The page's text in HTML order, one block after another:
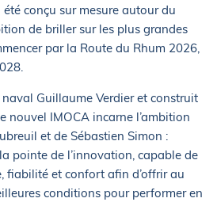
conçu sur mesure autour du
de briller sur les plus grandes
par la Route du Rhum 2026,
naval Guillaume Verdier et construit
nouvel IMOCA incarne l’ambition
et de Sébastien Simon :
pointe de l’innovation, capable de
fiabilité et confort afin d’offrir au
conditions pour performer en